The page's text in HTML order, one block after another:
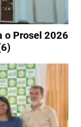
o Prosel 2026